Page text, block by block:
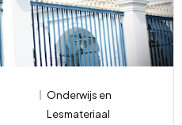
Onderwijs en
Lesmateriaal